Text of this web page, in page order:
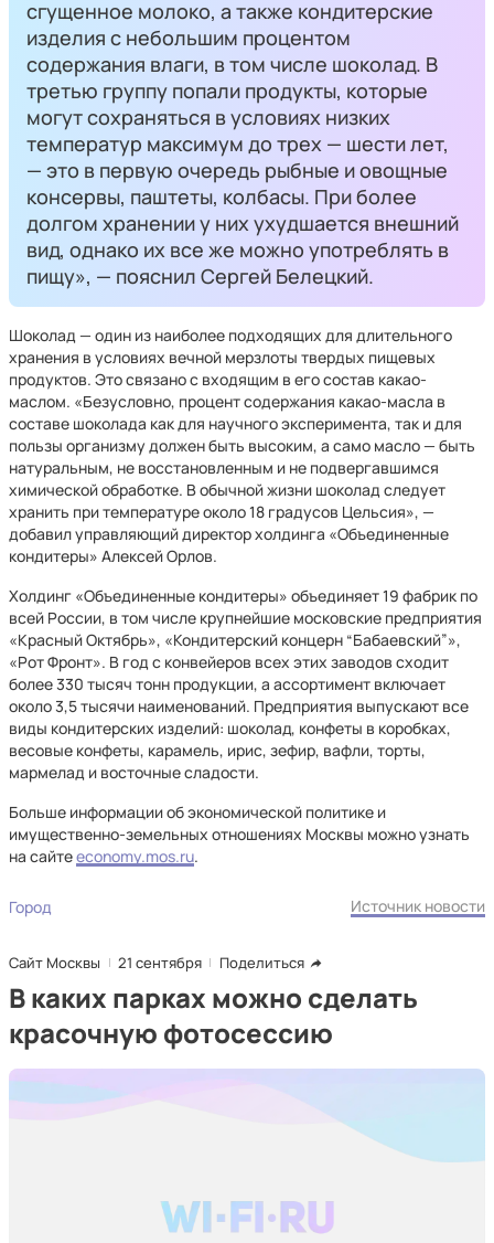
сгущенное молоко, а также кондитерские
изделия с небольшим процентом
содержания влаги, в том числе шоколад. В
третью группу попали продукты, которые
могут сохраняться в условиях низких
температур максимум до трех — шести лет,
— это в первую очередь рыбные и овощные
консервы, паштеты, колбасы. При более
долгом хранении у них ухудшается внешний
вид, однако их все же можно употреблять в
пищу», — пояснил Сергей Белецкий.
Шоколад — один из наиболее подходящих для длительного
хранения в условиях вечной мерзлоты твердых пищевых
продуктов. Это связано с входящим в его состав какао-
маслом. «Безусловно, процент содержания какао-масла в
составе шоколада как для научного эксперимента, так и для
пользы организму должен быть высоким, а само масло — быть
натуральным, не восстановленным и не подвергавшимся
химической обработке. В обычной жизни шоколад следует
хранить при температуре около 18 градусов Цельсия», —
добавил управляющий директор холдинга «Объединенные
кондитеры» Алексей Орлов.
Холдинг «Объединенные кондитеры» объединяет 19 фабрик по
всей России, в том числе крупнейшие московские предприятия
«Красный Октябрь», «Кондитерский концерн “Бабаевский”»,
«Рот Фронт». В год с конвейеров всех этих заводов сходит
более 330 тысяч тонн продукции, а ассортимент включает
около 3,5 тысячи наименований. Предприятия выпускают все
виды кондитерских изделий: шоколад, конфеты в коробках,
весовые конфеты, карамель, ирис, зефир, вафли, торты,
мармелад и восточные сладости.
Больше информации об экономической политике и
имущественно-земельных отношениях Москвы можно узнать
на сайтеeconomy.mos.ru.
Город Источник новости
Сайт Москвы 21 сентября Поделиться
В каких парках можно сделать
красочную фотосессию